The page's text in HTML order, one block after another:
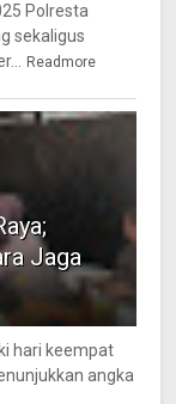
Polresta
sekaligus
Readmore
Jaga
hari keempat
angka